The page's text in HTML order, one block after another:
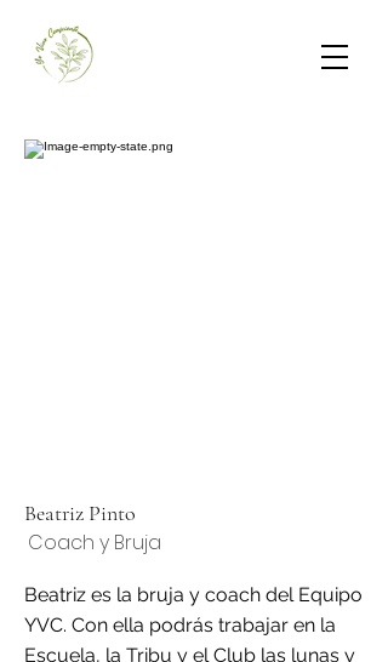
Beatriz Pinto
Coach y Bruja
Beatriz es la bruja y coach del Equipo
YVC. Con ella podrás trabajar en la
Escuela, la Tribu y el Club las lunas y